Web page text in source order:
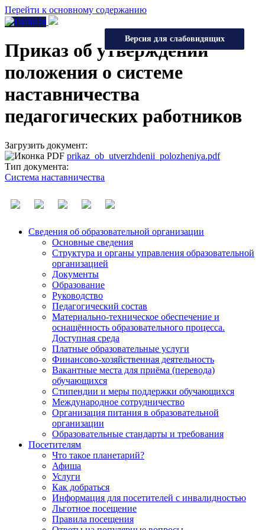
Перейти к основному содержанию
Версия для слабовидящих
Приказ об утверждении
положения о системе
наставничества
педагогических работников
Загрузить документ:
prikaz_ob_utverzhdenii_polozheniya.pdf
Тип документа:
Cистема наставничества
Сведения об образовательной организации
Основные сведения
Структура и органы управления образовательной
организацией
Документы
Образование
Руководство
Педагогический состав
Материально-техническое обеспечение и
оснащённость образовательного процесса.
Доступная среда
Платные образовательные услуги
Финансово-хозяйственная деятельность
Вакантные места для приёма (перевода)
обучающихся
Стипендии и меры поддержки обучающихся
Международное сотрудничество
Организация питания в образовательной
организации
Образовательные стандарты и требования
Посетителям
Что такое планетарий?
Афиша
Услуги
Как добраться
Информация для посетителей с инвалидностью
Льготное посещение
Правила посещения